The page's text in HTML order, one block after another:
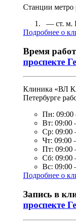
Станции метро
— ст. м.
Подробнее о
Время
проспекте
Клиника «ВЛ
Петербурге
Пн: 09:00
Вт: 09:00
Ср: 09:00
Чт: 09:00
Пт: 09:00
Сб: 09:00
Вс: 09:00
Подробнее о
Запись в
проспекте